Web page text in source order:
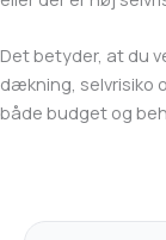
Det betyder, at du
dækning, selvrisiko
både budget og